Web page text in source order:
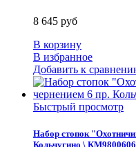
8 645 руб
В корзину
В избранное
Добавить к
Быстрый просмотр
Набор стопок
Кольчугино \ КМ9800606